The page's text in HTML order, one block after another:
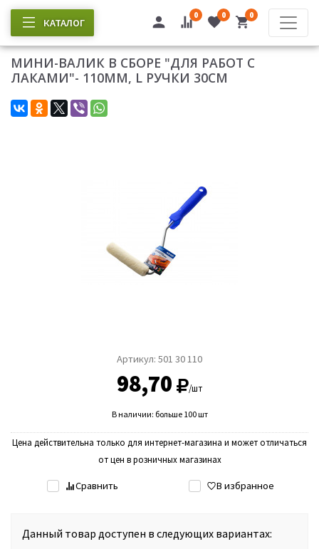
КАТАЛОГ
0 0 0
МИНИ-ВАЛИК В СБОРЕ "ДЛЯ РАБОТ С
ЛАКАМИ"- 110ММ, L РУЧКИ 30СМ
Артикул: 501 30 110
98,70 /шт
В наличии: больше 100 шт
Цена действительна только для интернет-магазина и может отличаться
от цен в розничных магазинах
Сравнить В избранное
Данный товар доступен в следующих вариантах: